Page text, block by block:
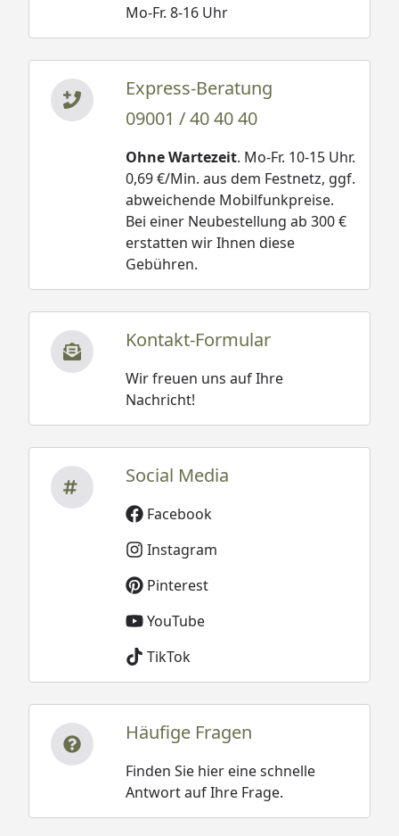
Mo-Fr. 8-16 Uhr
Express-Beratung
09001 / 40 40 40
Ohne Wartezeit. Mo-Fr. 10-15 Uhr.
0,69 €/Min. aus dem Festnetz, ggf.
abweichende Mobilfunkpreise.
Bei einer Neubestellung ab 300 €
erstatten wir Ihnen diese
Gebühren.
Kontakt-Formular
Wir freuen uns auf Ihre
Nachricht!
Social Media
Facebook
Instagram
Pinterest
YouTube
TikTok
Häufige Fragen
Finden Sie hier eine schnelle
Antwort auf Ihre Frage.